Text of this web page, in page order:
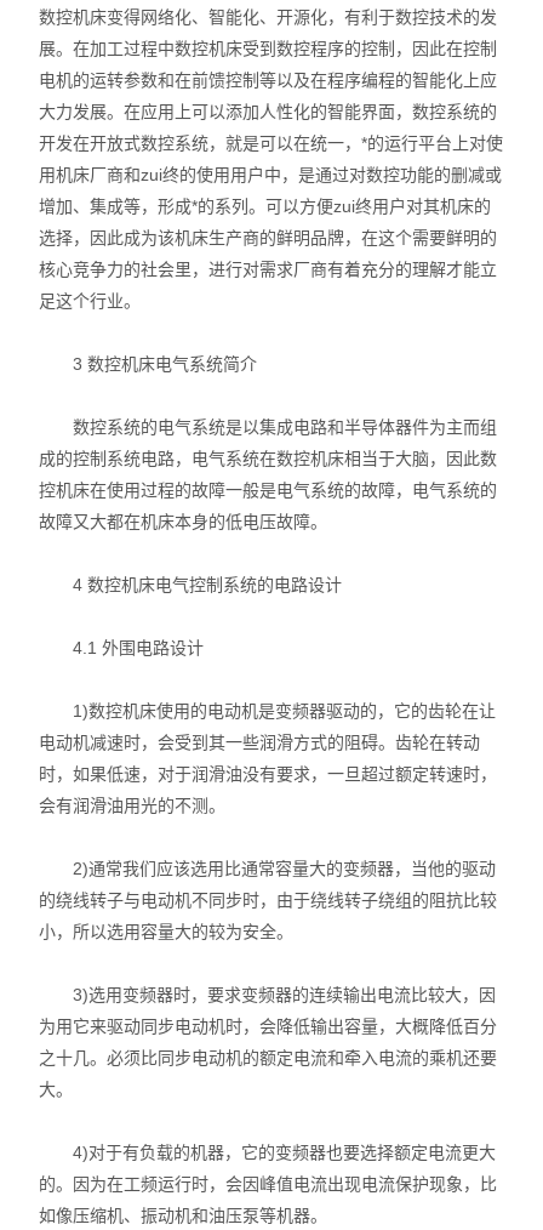
数控机床变得网络化、智能化、开源化，有利于数控技术的发
展。在加工过程中数控机床受到数控程序的控制，因此在控制
电机的运转参数和在前馈控制等以及在程序编程的智能化上应
大力发展。在应用上可以添加人性化的智能界面，数控系统的
开发在开放式数控系统，就是可以在统一，*的运行平台上对使
用机床厂商和zui终的使用用户中，是通过对数控功能的删减或
增加、集成等，形成*的系列。可以方便zui终用户对其机床的
选择，因此成为该机床生产商的鲜明品牌，在这个需要鲜明的
核心竞争力的社会里，进行对需求厂商有着充分的理解才能立
足这个行业。
3 数控机床电气系统简介
数控系统的电气系统是以集成电路和半导体器件为主而组
成的控制系统电路，电气系统在数控机床相当于大脑，因此数
控机床在使用过程的故障一般是电气系统的故障，电气系统的
故障又大都在机床本身的低电压故障。
4 数控机床电气控制系统的电路设计
4.1 外围电路设计
1)数控机床使用的电动机是变频器驱动的，它的齿轮在让
电动机减速时，会受到其一些润滑方式的阻碍。齿轮在转动
时，如果低速，对于润滑油没有要求，一旦超过额定转速时，
会有润滑油用光的不测。
2)通常我们应该选用比通常容量大的变频器，当他的驱动
的绕线转子与电动机不同步时，由于绕线转子绕组的阻抗比较
小，所以选用容量大的较为安全。
3)选用变频器时，要求变频器的连续输出电流比较大，因
为用它来驱动同步电动机时，会降低输出容量，大概降低百分
之十几。必须比同步电动机的额定电流和牵入电流的乘机还要
大。
4)对于有负载的机器，它的变频器也要选择额定电流更大
的。因为在工频运行时，会因峰值电流出现电流保护现象，比
如像压缩机、振动机和油压泵等机器。